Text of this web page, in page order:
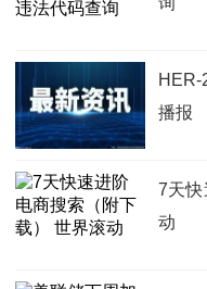
HER-
播报
7天快
动